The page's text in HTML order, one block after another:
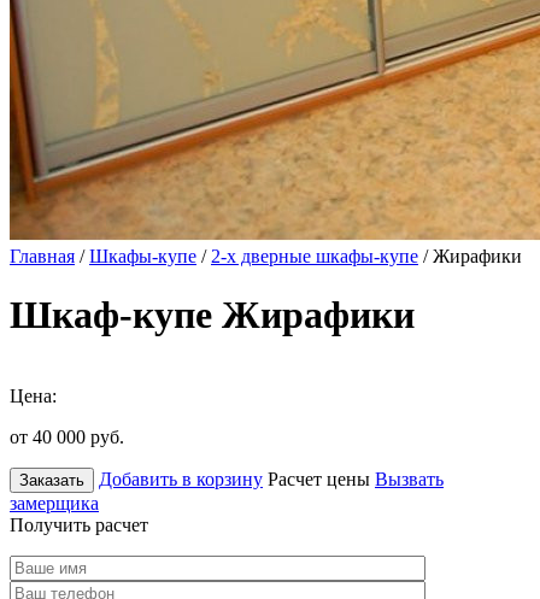
Главная /Шкафы-купе / 2-х дверные шкафы-купе / Жирафики
Шкаф-купе Жирафики
Цена:
от 40 000 руб.
Заказать Добавить в корзину Расчет цены Вызвать
замерщика
Получить расчет